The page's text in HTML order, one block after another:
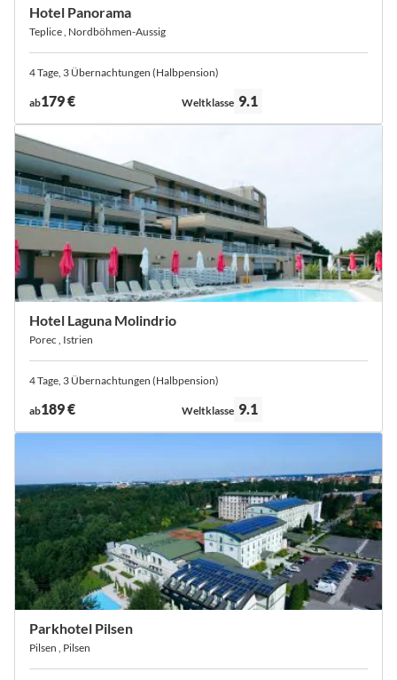
Hotel Panorama
Teplice , Nordböhmen-Aussig
4 Tage, 3 Übernachtungen (Halbpension)
ab179 € Bewertung:
Weltklasse 9.1
Hotel Laguna Molindrio
Porec , Istrien
4 Tage, 3 Übernachtungen (Halbpension)
ab189 € Bewertung:
Weltklasse 9.1
Parkhotel Pilsen
Pilsen , Pilsen